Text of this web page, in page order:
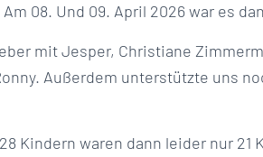
08. Und 09. April 2026 war es
mit Jesper, Christiane
Außerdem unterstützte uns
Kindern waren dann leider nur 21